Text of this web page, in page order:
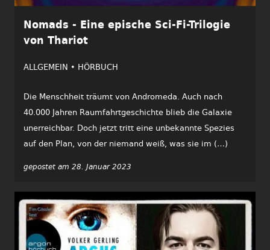
Nomads - Eine epische Sci-Fi-Trilogie
von Thariot
ALLGEMEIN • HÖRBUCH
Die Menschheit träumt von Andromeda. Auch nach
40.000 Jahren Raumfahrtgeschichte blieb die Galaxie
unerreichbar. Doch jetzt tritt eine unbekannte Spezies
auf den Plan, von der niemand weiß, was sie im (…)
gepostet am 28. Januar 2023